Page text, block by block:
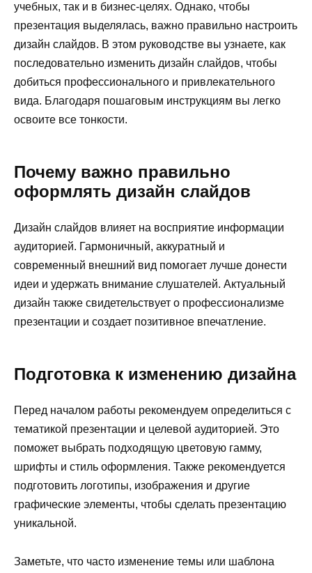
учебных, так и в бизнес-целях. Однако, чтобы
презентация выделялась, важно правильно настроить
дизайн слайдов. В этом руководстве вы узнаете, как
последовательно изменить дизайн слайдов, чтобы
добиться профессионального и привлекательного
вида. Благодаря пошаговым инструкциям вы легко
освоите все тонкости.
Почему важно правильно
оформлять дизайн слайдов
Дизайн слайдов влияет на восприятие информации
аудиторией. Гармоничный, аккуратный и
современный внешний вид помогает лучше донести
идеи и удержать внимание слушателей. Актуальный
дизайн также свидетельствует о профессионализме
презентации и создает позитивное впечатление.
Подготовка к изменению дизайна
Перед началом работы рекомендуем определиться с
тематикой презентации и целевой аудиторией. Это
поможет выбрать подходящую цветовую гамму,
шрифты и стиль оформления. Также рекомендуется
подготовить логотипы, изображения и другие
графические элементы, чтобы сделать презентацию
уникальной.
Заметьте, что часто изменение темы или шаблона